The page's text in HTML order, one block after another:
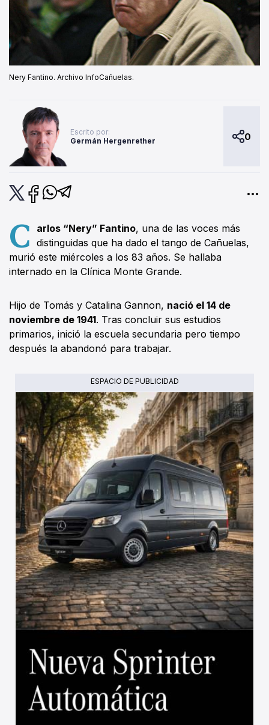
Nery Fantino. Archivo InfoCañuelas.
Escrito por:
Germán Hergenrether
0
C arlos “Nery” Fantino, una de las voces más
distinguidas que ha dado el tango de Cañuelas,
murió este miércoles a los 83 años. Se hallaba
internado en la Clínica Monte Grande.
Hijo de Tomás y Catalina Gannon, nació el 14 de
noviembre de 1941. Tras concluir sus estudios
primarios, inició la escuela secundaria pero tiempo
después la abandonó para trabajar.
ESPACIO DE PUBLICIDAD